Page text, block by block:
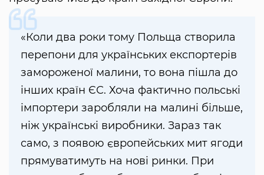
«Коли два роки тому Польща створила
перепони для українських експортерів
замороженої малини, то вона пішла до
інших країн ЄС. Хоча фактично польські
імпортери заробляли на малині більше,
ніж українські виробники. Зараз так
само, з появою європейських мит ягоди
прямуватимуть на нові ринки. При